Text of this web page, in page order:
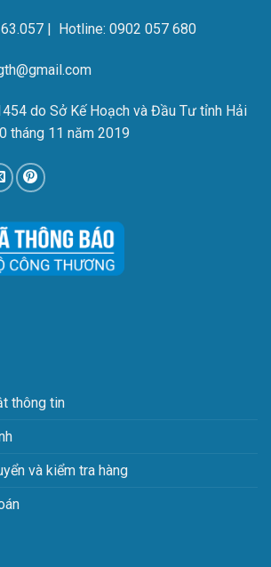
| Hotline: 0902 057 680
do Sở Kế Hoạch và Đầu Tư tỉnh Hải
tháng 11 năm 2019
thông tin
và kiểm tra hàng